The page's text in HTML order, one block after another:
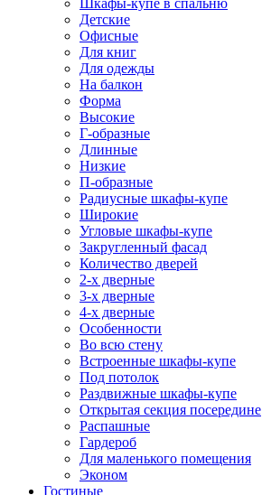
Шкафы-купе в спальню
Детские
Офисные
Для книг
Для одежды
На балкон
Форма
Высокие
Г-образные
Длинные
Низкие
П-образные
Радиусные шкафы-купе
Широкие
Угловые шкафы-купе
Закругленный фасад
Количество дверей
2-х дверные
3-х дверные
4-х дверные
Особенности
Во всю стену
Встроенные шкафы-купе
Под потолок
Раздвижные шкафы-купе
Открытая секция посередине
Распашные
Гардероб
Для маленького помещения
Эконом
Гостиные